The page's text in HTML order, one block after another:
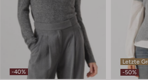
-40%
Letzte
-50%